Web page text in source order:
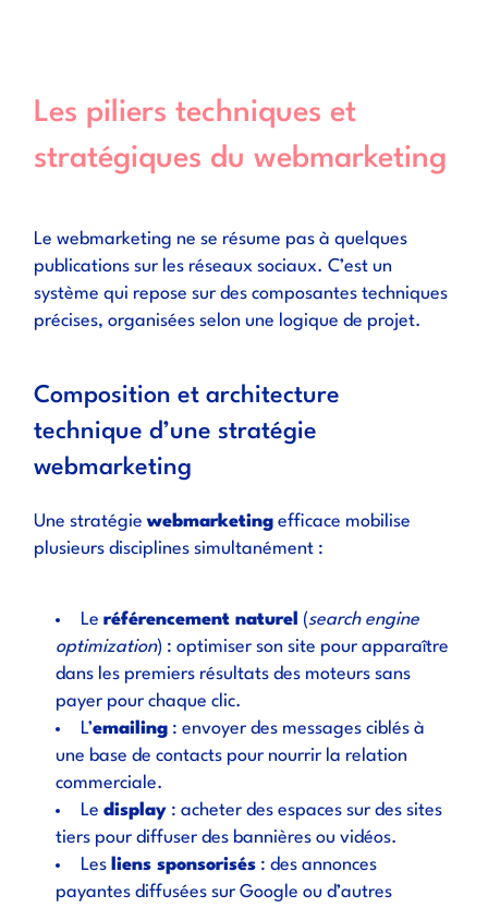
Les piliers techniques et
stratégiques du webmarketing
Le webmarketing ne se résume pas à quelques
publications sur les réseaux sociaux. C’est un
système qui repose sur des composantes techniques
précises, organisées selon une logique de projet.
Composition et architecture
technique d’une stratégie
webmarketing
Une stratégiewebmarketing efficace mobilise
plusieurs disciplines simultanément :
Leréférencement naturel (search engine
optimization) : optimiser son site pour apparaître
dans les premiers résultats des moteurs sans
payer pour chaque clic.
L’emailing : envoyer des messages ciblés à
une base de contacts pour nourrir la relation
commerciale.
Ledisplay : acheter des espaces sur des sites
tiers pour diffuser des bannières ou vidéos.
Les liens sponsorisés : des annonces
payantes diffusées sur Google ou d’autres